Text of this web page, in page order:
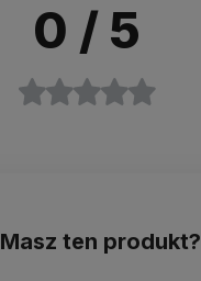
0 / 5
Masz ten produkt?